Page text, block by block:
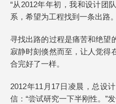
“从2012年年初，我和设计团
系，希望为工程找到一条出路。
寻找出路的过程是痛苦和绝望
寂静时刻倏然而至，让人觉得
合完好了一样。
2012年11月17日凌晨，总设
信：“尝试研究一下半刚性。”发